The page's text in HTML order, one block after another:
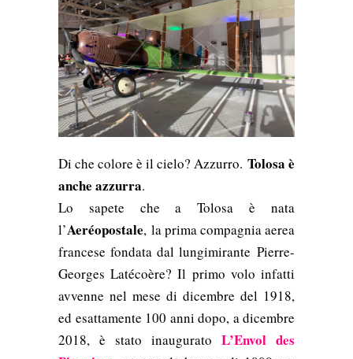
Di che colore è il cielo? Azzurro. Tolosa è
anche azzurra.
Lo sapete che a Tolosa è nata
l’Aeréopostale, la prima compagnia aerea
francese fondata dal lungimirante Pierre-
Georges Latécoère? Il primo volo infatti
avvenne nel mese di dicembre del 1918,
ed esattamente 100 anni dopo, a dicembre
2018, è stato inaugurato L’Envol des